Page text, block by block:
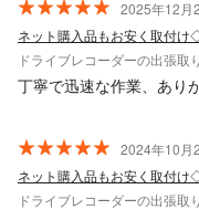
2025年12月
ドライブレコーダーの出張取
丁寧で迅速な作業、あり
2024年10月
ドライブレコーダーの出張取